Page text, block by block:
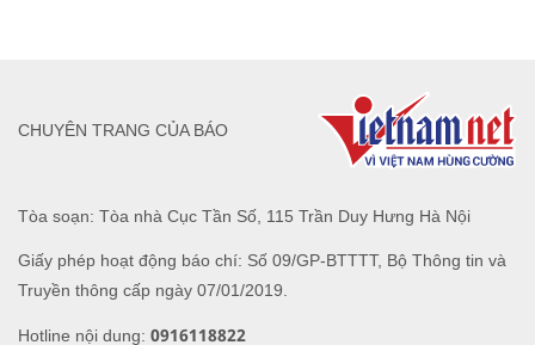
Tòa soạn: Tòa nhà Cục Tần Số, 115 Trần Duy Hưng Hà Nội
Giấy phép hoạt động báo chí: Số 09/GP-BTTTT, Bộ Thông tin và
Truyền thông cấp ngày 07/01/2019.
Hotline nội dung: 0916118822
CHUYÊN TRANG CỦA BÁO